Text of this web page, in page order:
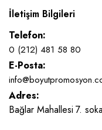
İletişim Bilgileri
Telefon:
0 (212) 481 58 80
E-Posta:
Adres:
Bağlar Mahallesi 7.